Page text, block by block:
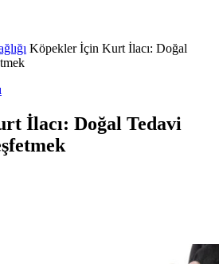
Köpekler İçin Kurt İlacı: Doğal
İlacı: Doğal Tedavi